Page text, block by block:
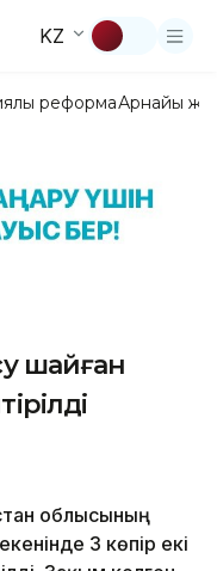
KZ
реформаАрнайы
шайған
облысының
3 көпір екі